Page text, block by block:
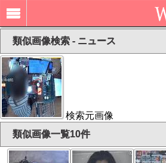
類似画像検索 - ニュース
検索元画像
類似画像一覧10件